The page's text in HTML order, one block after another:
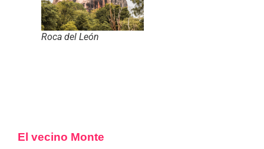
Roca del León
El vecino Monte